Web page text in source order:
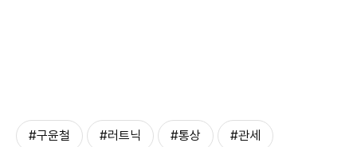
#구윤철 #러트닉 #통상 #관세